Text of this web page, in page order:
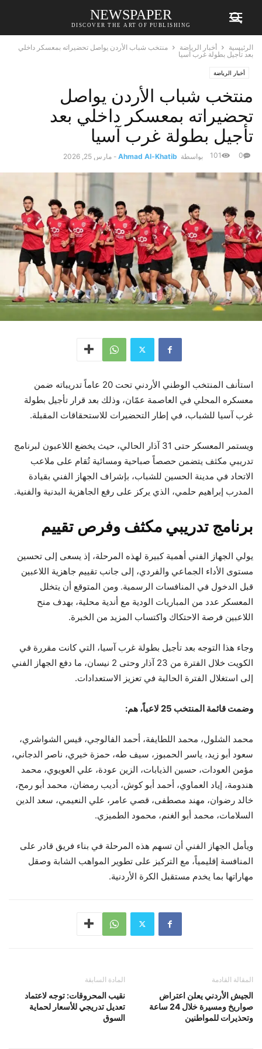
NEWSPAPER
DISCOVER THE ART OF PUBLISHING
الرئيسية أخبار الرياضة
منتخب شباب الأردن يواصل تحضيراته بمعسكر داخلي
بعد تأجيل بطولة غرب آسيا
أخبار الرياضة
منتخب شباب الأردن يواصل
تحضيراته بمعسكر داخلي بعد
تأجيل بطولة غرب آسيا
بواسطة Ahmad Al-Khatib
- مارس 25, 2026 0
101
استأنف المنتخب الوطني الأردني تحت 20 عاماً تدريباته ضمن
معسكره المحلي في العاصمة عمّان، وذلك بعد قرار تأجيل بطولة
غرب آسيا للشباب، في إطار التحضيرات للاستحقاقات المقبلة.
ويستمر المعسكر حتى 31 آذار الحالي، حيث يخضع اللاعبون لبرنامج
تدريبي مكثف يتضمن حصصاً صباحية ومسائية تُقام على ملاعب
الاتحاد في مدينة الحسين للشباب، بإشراف الجهاز الفني بقيادة
المدرب إبراهيم حلمي، الذي يركز على رفع الجاهزية البدنية والفنية.
برنامج تدريبي مكثف وفرص تقييم
يولي الجهاز الفني أهمية كبيرة لهذه المرحلة، إذ يسعى إلى تحسين
مستوى الأداء الجماعي والفردي، إلى جانب تقييم جاهزية اللاعبين
قبل الدخول في المنافسات الرسمية. ومن المتوقع أن يتخلل
المعسكر عدد من المباريات الودية مع أندية محلية، بهدف منح
اللاعبين فرصة الاحتكاك واكتساب المزيد من الخبرة.
وجاء هذا التوجه بعد تأجيل بطولة غرب آسيا، التي كانت مقررة في
الكويت خلال الفترة من 23 آذار وحتى 2 نيسان، ما دفع الجهاز الفني
إلى استغلال الفترة الحالية في تعزيز الاستعدادات.
وضمت قائمة المنتخب 25 لاعباً، هم:
محمد الشلول، محمد اللطايفة، أحمد الفالوجي، قيس الشواشري،
سعود أبو زيد، ياسر الحمبوز، سيف طه، حمزة خيري، ناصر الدجاني،
مؤمن العودات، حسين الذيابات، الزين عودة، علي العويوي، محمد
هندومة، إياد العماوي، أحمد أبو كوش، أديب رمضان، محمد أبو رمح،
خالد رضوان، مهند مصطفى، قصي عامر، علي النعيمي، سعد الدين
السلامات، محمد أبو الغنم، محمود الطميزي.
ويأمل الجهاز الفني أن تسهم هذه المرحلة في بناء فريق قادر على
المنافسة إقليمياً، مع التركيز على تطوير المواهب الشابة وصقل
مهاراتها بما يخدم مستقبل الكرة الأردنية.
المادة السابقة
نقيب المحروقات: توجه لاعتماد
تعديل تدريجي للأسعار لحماية
السوق
المقالة القادمة
الجيش الأردني يعلن اعتراض
صواريخ ومسيرة خلال 24 ساعة
وتحذيرات للمواطنين